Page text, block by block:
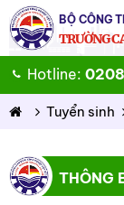
BỘ CÔNG
TRƯỜNG
Hotline: 0208
Tuyển sinh
THÔNG